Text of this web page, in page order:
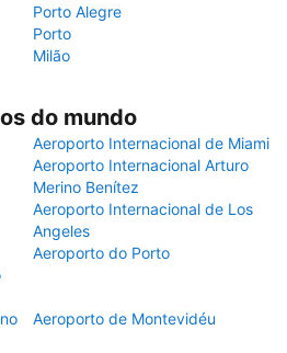
Porto Alegre
Porto
Milão
do mundo
Aeroporto Internacional de Miami
Aeroporto Internacional Arturo
Merino Benítez
Aeroporto Internacional de Los
Angeles
Aeroporto do Porto
Aeroporto de Montevidéu